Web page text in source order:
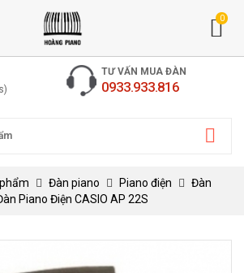
0
TƯ VẤN MUA ĐÀN
0933.933.816
Đàn piano Piano điện
Đàn
Piano Điện CASIO AP 22S